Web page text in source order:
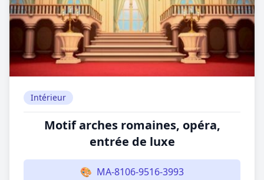
Intérieur
Motif arches romaines, opéra,
entrée de luxe
🎨 MA-8106-9516-3993